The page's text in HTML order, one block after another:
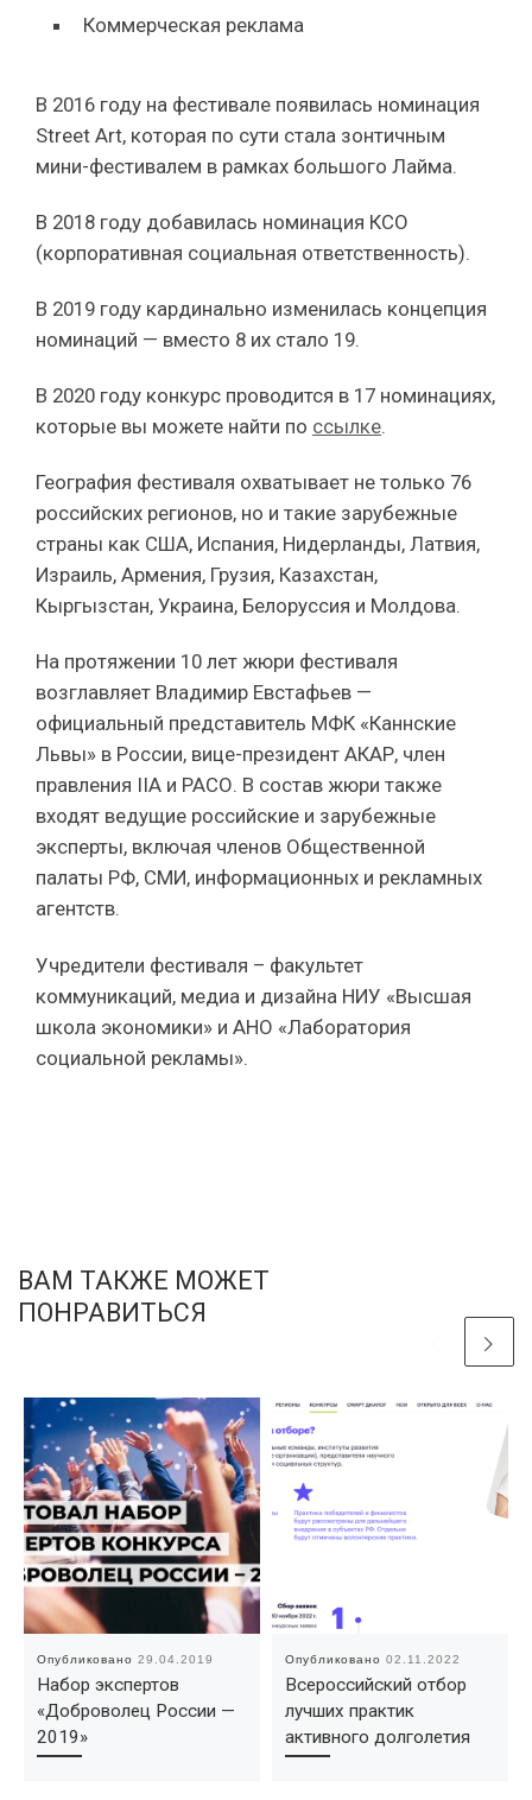
Коммерческая реклама
В 2016 году на фестивале появилась номинация
Street Art, которая по сути стала зонтичным
мини-фестивалем в рамках большого Лайма.
В 2018 году добавилась номинация КСО
(корпоративная социальная ответственность).
В 2019 году кардинально изменилась концепция
номинаций — вместо 8 их стало 19.
В 2020 году конкурс проводится в 17 номинациях,
которые вы можете найти по ссылке.
География фестиваля охватывает не только 76
российских регионов, но и такие зарубежные
страны как США, Испания, Нидерланды, Латвия,
Израиль, Армения, Грузия, Казахстан,
Кыргызстан, Украина, Белоруссия и Молдова.
На протяжении 10 лет жюри фестиваля
возглавляет Владимир Евстафьев —
официальный представитель МФК «Каннские
Львы» в России, вице-президент АКАР, член
правления IIA и РАСО. В состав жюри также
входят ведущие российские и зарубежные
эксперты, включая членов Общественной
палаты РФ, СМИ, информационных и рекламных
агентств.
Учредители фестиваля – факультет
коммуникаций, медиа и дизайна НИУ «Высшая
школа экономики» и АНО «Лаборатория
социальной рекламы».
ВАМ ТАКЖЕ МОЖЕТ
ПОНРАВИТЬСЯ
Опубликовано 29.04.2019
Набор экспертов
«Доброволец России —
2019»
Опубликовано 02.11.2022
Всероссийский отбор
лучших практик
активного долголетия